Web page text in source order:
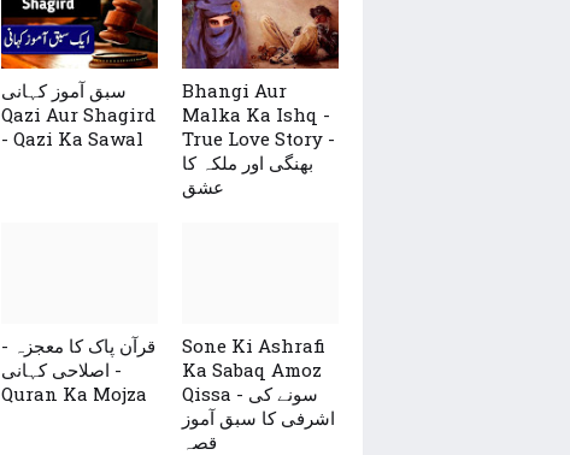
سبق آموز کہانی
Qazi Aur Shagird
- Qazi Ka Sawal
Bhangi Aur
Malka Ka Ishq -
True Love Story -
بھنگی اور ملکہ کا
عشق
قرآن پاک کا معجزہ -
اصلاحی کہانی -
Quran Ka Mojza
Sone Ki Ashrafi
Ka Sabaq Amoz
Qissa - سونے کی
اشرفی کا سبق آموز
قصہ